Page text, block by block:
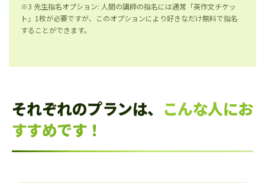
※3 先生指名オプション: 人間の講師の指名には通常「英作文チケッ
ト」1枚が必要ですが、このオプションにより好きなだけ無料で指名
することができます。
それぞれのプランは、 こんな人にお
すすめです！